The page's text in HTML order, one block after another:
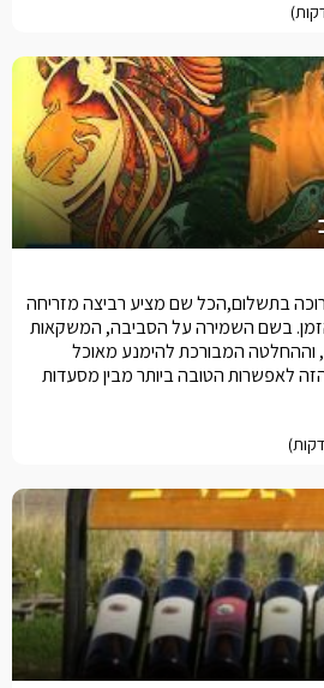
בתשלום,הכל שם מציע רביצה מזריחה
בשם השמירה על הסביבה, המשקאות
וההחלטה המבורכת להימנע מאוכל
לאפשרות הטובה ביותר מבין מסעדות